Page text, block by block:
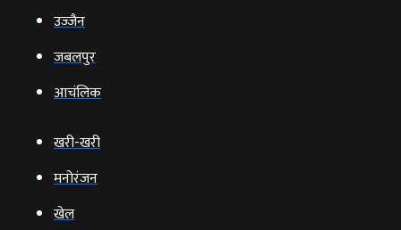
उज्‍जैन
जबलपुर
आचंलिक
खरी-खरी
मनोरंजन
खेल